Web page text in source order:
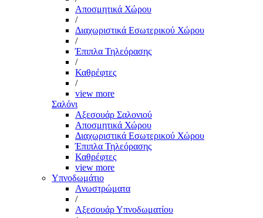
Αποσμητικά Χώρου
/
Διαχωριστικά Εσωτερικού Χώρου
/
Έπιπλα Τηλεόρασης
/
Καθρέφτες
/
view more
Σαλόνι
Αξεσουάρ Σαλονιού
Αποσμητικά Χώρου
Διαχωριστικά Εσωτερικού Χώρου
Έπιπλα Τηλεόρασης
Καθρέφτες
view more
Υπνοδωμάτιο
Ανωστρώματα
/
Αξεσουάρ Υπνοδωματίου